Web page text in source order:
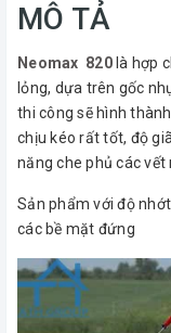
MÔ TẢ
Neomax 820là hợp
lỏng, dựa trên gốc
thi công sẽ hình
chịu kéo rất tốt, độ
năng che phủ các
Sản phẩm với độ
các bề mặt đứng